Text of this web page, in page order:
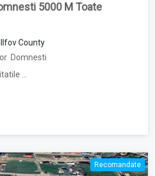
5000 M Toate
County
Domnesti
…
Recomandate